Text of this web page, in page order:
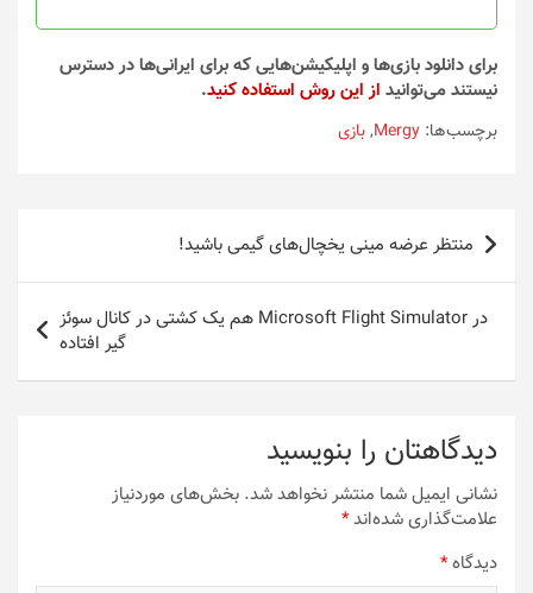
برای دانلود بازی‌ها و اپلیکیشن‌هایی که برای ایرانی‌ها در دسترس
نیستند می‌توانید از این روش استفاده کنید.
برچسب‌ها: Mergy
,بازی
راهبری
نوشتهمنتظر عرضه مینی یخچال‌های گیمی باشید!
در Microsoft Flight Simulator هم یک کشتی در کانال سوئز
گیر افتاده
دیدگاهتان را بنویسید
نشانی ایمیل شما منتشر نخواهد شد. بخش‌های موردنیاز
علامت‌گذاری شده‌اند*
دیدگاه*